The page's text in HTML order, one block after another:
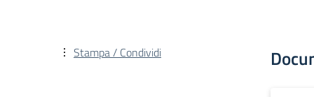
Stampa / Condividi